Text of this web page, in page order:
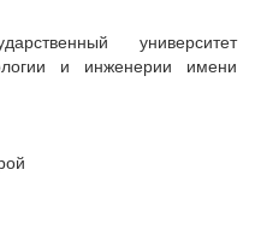
университет
и инженерии имени